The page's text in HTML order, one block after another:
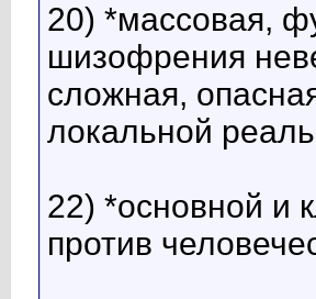
20) *массовая,
шизофрения
сложная,
локальной
22) *основной и
против